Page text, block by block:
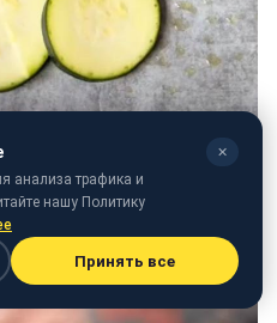
✕
анализа трафика и
нашу Политику
Принять все